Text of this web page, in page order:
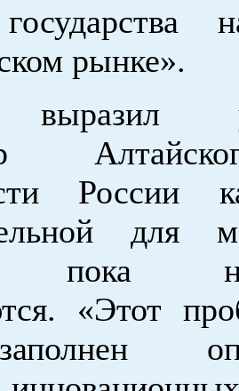
рынке».
России
для
пока
«Этот